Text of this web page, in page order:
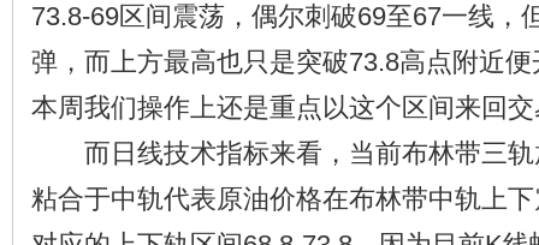
73.8-69区间震荡，偶尔刺破69至67一线，
弹，而上方最高也只是突破73.8高点附近
本周我们操作上还是重点以这个区间来回
而日线技术指标来看，当前布林带三轨
粘合于中轨代表原油价格在布林带中轨上